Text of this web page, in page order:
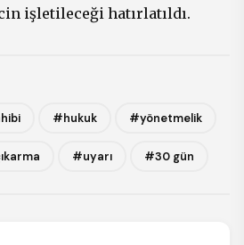
işletileceği hatırlatıldı.
#hukuk #yönetmelik
#uyarı #30 gün